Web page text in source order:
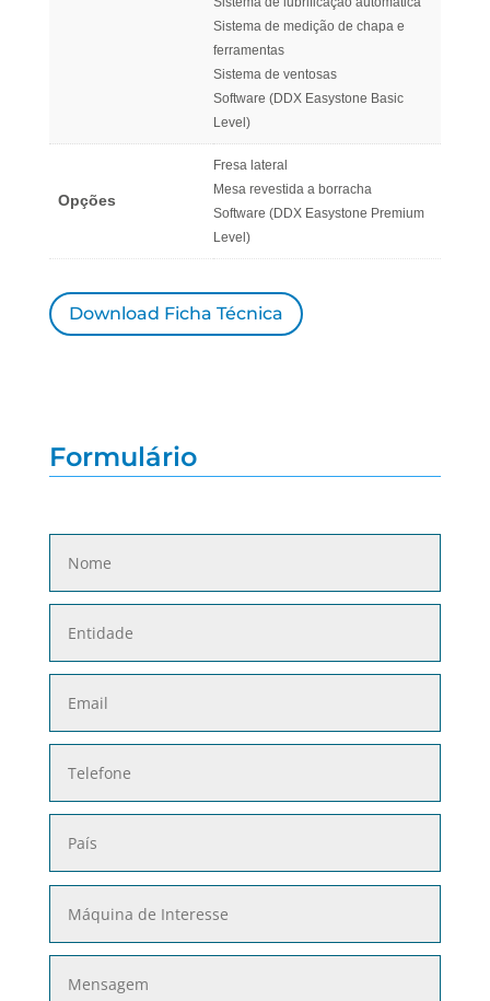
Sistema de medição de chapa e
ferramentas
Sistema de ventosas
Software (DDX Easystone Basic
Level)
Opções
Fresa lateral
Mesa revestida a borracha
Software (DDX Easystone Premium
Level)
Download Ficha Técnica
Formulário